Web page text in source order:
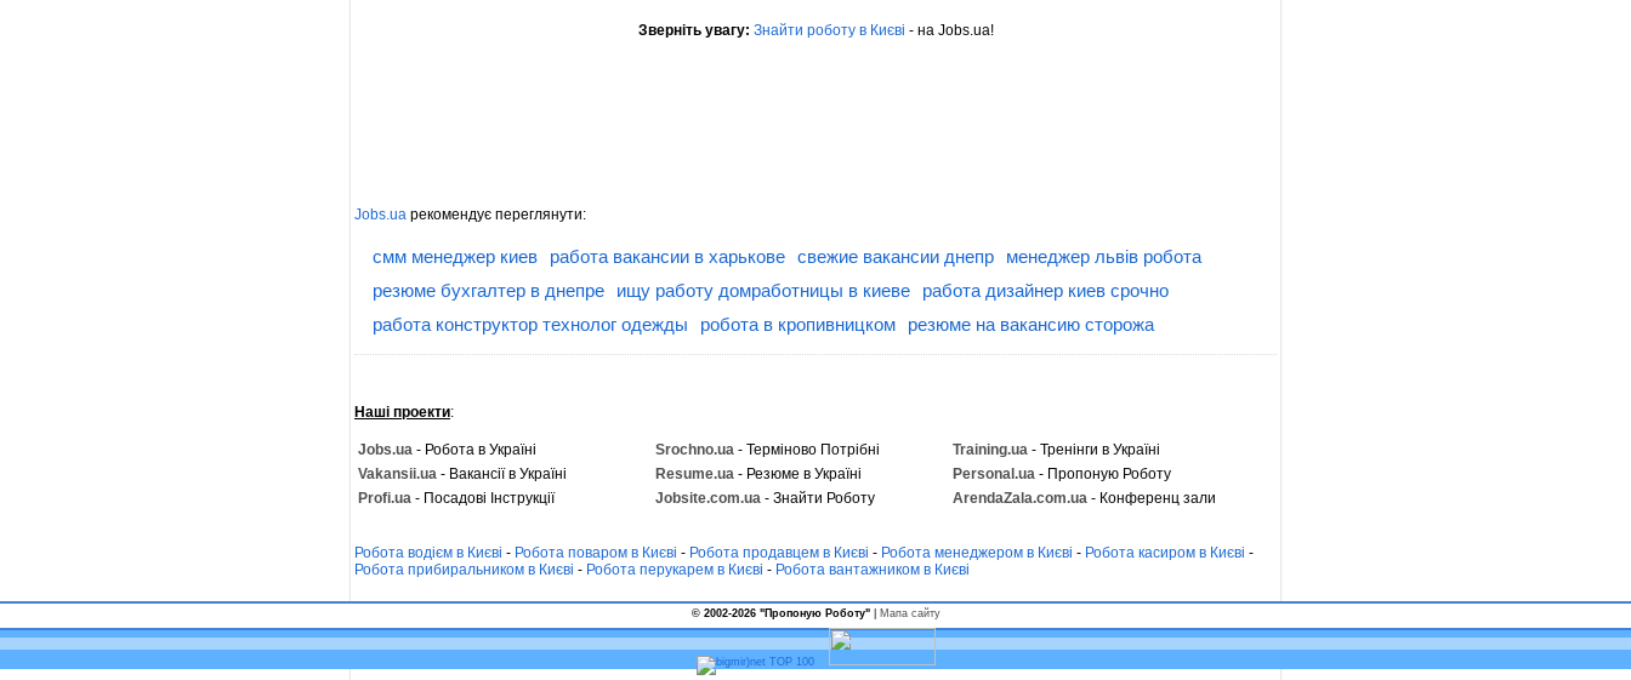
Зверніть увагу: Знайти роботу в Києві - на Jobs.ua!
Jobs.ua рекомендує переглянути:
смм менеджер киев работа вакансии в харькове свежие вакансии днепр
менеджер львів робота
резюме бухгалтер в днепре
ищу работу домработницы в киеве
работа дизайнер киев срочно
работа конструктор технолог одежды
робота в кропивницком резюме на вакансию сторожа
Наші проекти:
Jobs.ua - Робота в Україні Srochno.ua - Терміново Потрібні Training.ua - Тренінги в Україні
Vakansii.ua - Вакансії в Україні Resume.ua - Резюме в Україні Personal.ua - Пропоную Роботу
Profi.ua - Посадові Інструкції Jobsite.com.ua - Знайти Роботу ArendaZala.com.ua - Конференц зали
Робота водієм в Києві - Робота поваром в Києві - Робота продавцем в Києві - Робота менеджером в Києві - Робота касиром в Києві -
Робота прибиральником в Києві - Робота перукарем в Києві - Робота вантажником в Києві
© 2002-2026 "Пропоную Роботу" Мапа сайту